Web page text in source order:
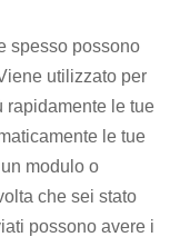
spesso possono
utilizzato per
rapidamente le tue
le tue
modulo o
che sei stato
possono avere i